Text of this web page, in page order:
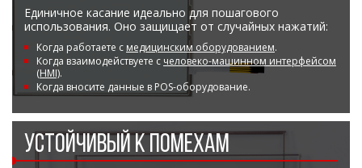
Единичное касание идеально для пошагового
использования. Оно защищает от случайных нажатий:
Когда работаете с медицинским оборудованием.
Когда взаимодействуете с человеко-машинном интерфейсом
(HMI).
Когда вносите данные в POS-оборудование.
УСТОЙЧИВЫЙ К ПОМЕХАМ